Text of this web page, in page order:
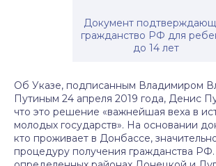
Документ
гражданство РФ для
до 14 лет
Об Указе, подписанным Владимиром
Путиным 24 апреля 2019 года, Денис
что это решение «важнейшая веха в
молодых государств». На основании
кто проживает в Донбассе,
процедуру получения гражданства